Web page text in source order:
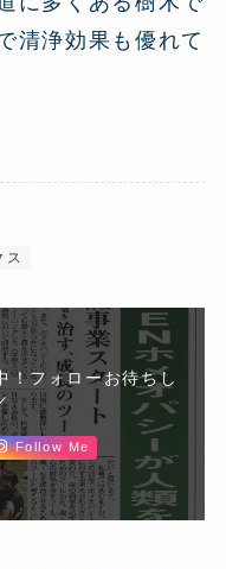
清浄効果も優れて
ス
！フォローお待ちし
Follow Me